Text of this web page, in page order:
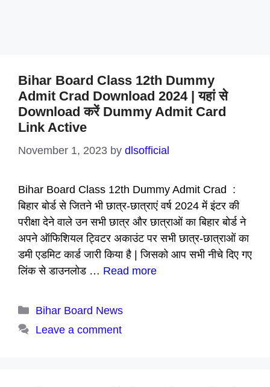
Bihar Board Class 12th Dummy
Admit Crad Download 2024 | यहां से
Download करें Dummy Admit Card
Link Active
November 1, 2023 by dlsofficial
Bihar Board Class 12th Dummy Admit Crad :
बिहार बोर्ड से जितने भी छात्र-छात्राएं वर्ष 2024 में इंटर की
परीक्षा देने वाले उन सभी छात्र और छात्राओं का बिहार बोर्ड ने
अपने ऑफिशियल ट्विटर अकाउंट पर सभी छात्र-छात्राओं का
डमी एडमिट कार्ड जारी किया है | जिसको आप सभी नीचे दिए गए
लिंक से डाउनलोड … Read more
Categories
Bihar Board News
Leave a comment